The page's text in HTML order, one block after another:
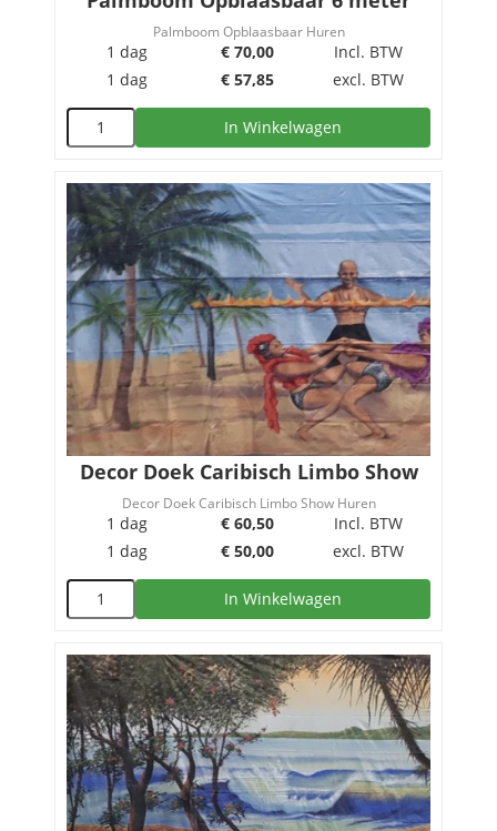
Palmboom Opblaasbaar Huren
1 dag € 70,00
Incl. BTW
1 dag
€ 57,85 excl. BTW
In Winkelwagen
Decor Doek Caribisch Limbo Show
Decor Doek Caribisch Limbo Show Huren
1 dag € 60,50
Incl. BTW
1 dag
€ 50,00 excl. BTW
In Winkelwagen